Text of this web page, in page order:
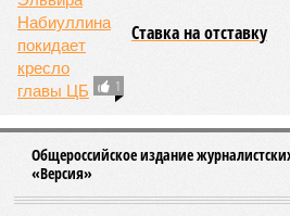
1
Ставка на отставку
Общероссийское издание
«Версия»